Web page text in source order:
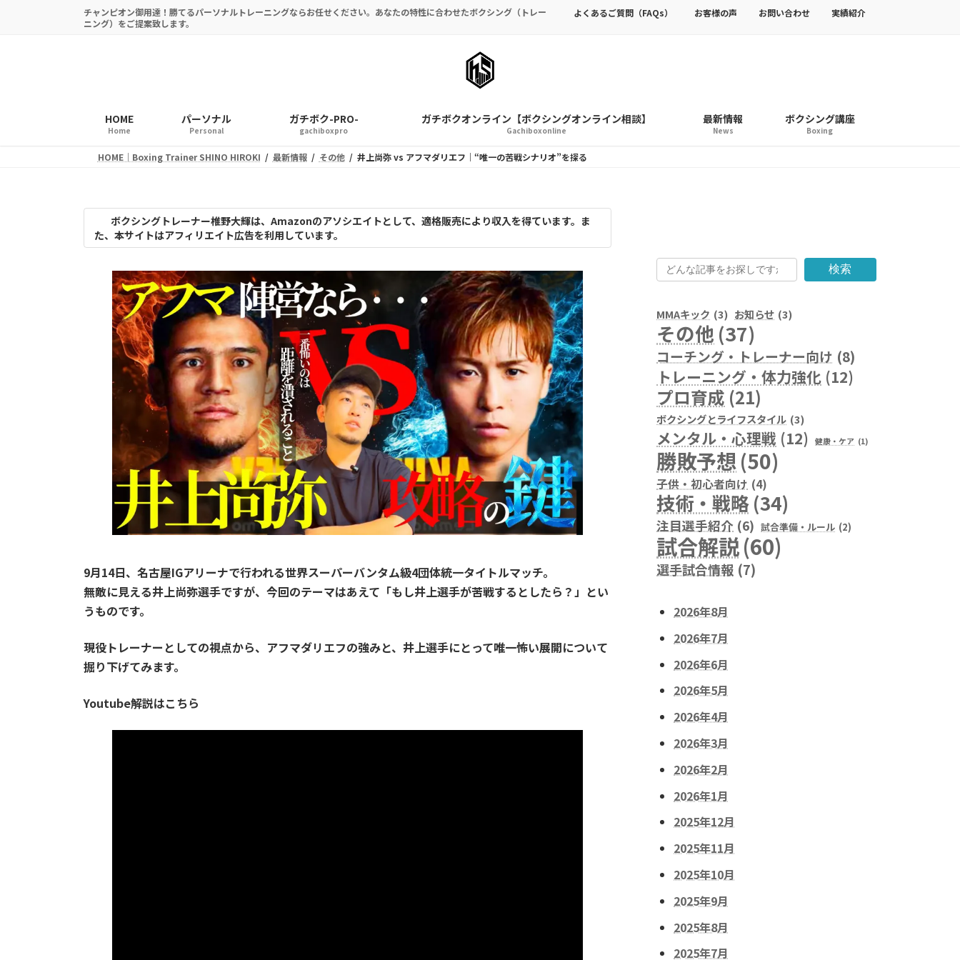
チャンピオン御用達！勝てるパーソナルトレーニングならお任せください。あなたの特性に合わせたボクシング（トレー
ニング）をご提案致します。
よくあるご質問（FAQs） お客様の声 お問い合わせ 実績紹介
HOME
Home
パーソナル
Personal
ガチボク-PRO-
gachiboxpro
ガチボクオンライン【ボクシングオンライン相談】
Gachiboxonline
最新情報
News
ボクシング講座
Boxing
HOME｜Boxing Trainer SHINO HIROKI 最新情報 その他 井上尚弥 vs アフマダリエフ｜“唯一の苦戦シナリオ”を探る
ボクシングトレーナー椎野大輝は、Amazonのアソシエイトとして、適格販売により収入を得ています。ま
た、本サイトはアフィリエイト広告を利用しています。
9月14日、名古屋IGアリーナで行われる世界スーパーバンタム級4団体統一タイトルマッチ。
無敵に見える井上尚弥選手ですが、今回のテーマはあえて「もし井上選手が苦戦するとしたら？」とい
うものです。
現役トレーナーとしての視点から、 アフマダリエフの強みと、井上選手にとって唯一怖い展開について
掘り下げてみます。
Youtube解説はこちら
検索
MMAキック (3) お知らせ (3)
その他 (37)
コーチング・トレーナー向け (8)
トレーニング・体力強化 (12)
プロ育成 (21)
ボクシングとライフスタイル (3)
メンタル・心理戦 (12) 健康・ケア (1)
勝敗予想(50)
子供・初心者向け (4)
技術・戦略(34)
注目選手紹介 (6) 試合準備・ルール (2)
試合解説(60)
選手試合情報 (7)
2026年8月
2026年7月
2026年6月
2026年5月
2026年4月
2026年3月
2026年2月
2026年1月
2025年12月
2025年11月
2025年10月
2025年9月
2025年8月
2025年7月